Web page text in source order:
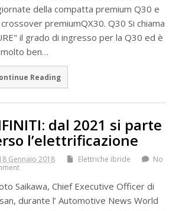
della compatta premium Q30 e
premiumQX30. Q30 Si chiama
il grado di ingresso per la Q30 ed è
ben…
Reading
dal 2021 si parte
l’elettrificazione
Gennaio 2018 Elettriche ibride
No
Saikawa, Chief Executive Officer di
durante l’ Automotive News World